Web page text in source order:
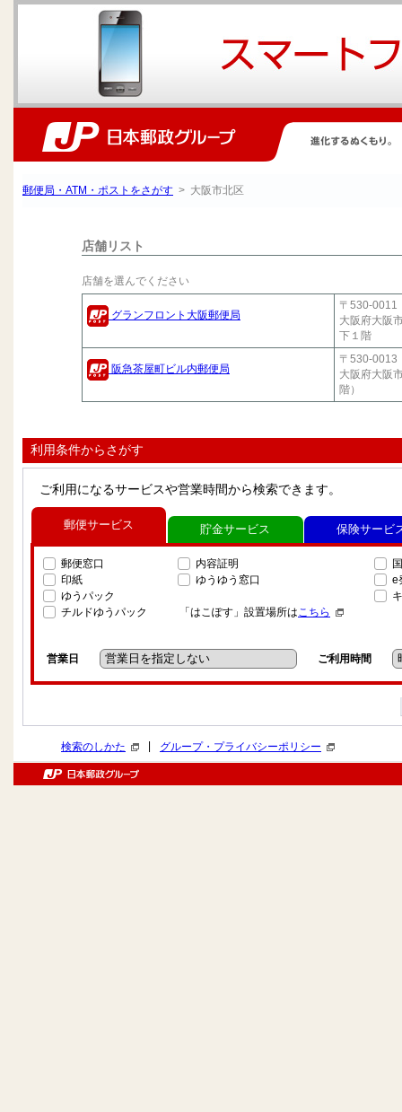
郵便局・ATM・ポストをさがす > 大阪市北区
店舗リスト
店舗を選んでください
グランフロント大阪郵便局
〒530-0011
大阪府大阪
下１階
阪急茶屋町ビル内郵便局
〒530-0013
大阪府大阪
階）
利用条件からさがす
ご利用になるサービスや営業時間から検索できます。
郵便サービス
郵便窓口
印紙
ゆうパック
チルドゆうパック
内容証明
ゆうゆう窓口
「はこぽす」設置場所はこちら
e
営業日 ご利用時間
貯金サービス 保険サービ
検索のしかた グループ・プライバシーポリシー